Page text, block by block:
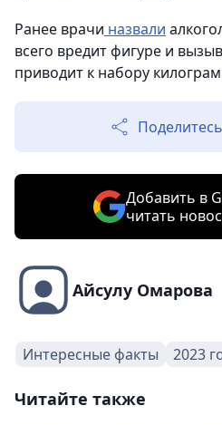
Ранее врачи назвали
всего вредит фигуре и
приводит к набору
Добавить в
читать
Айсулу Омарова
Интересные факты 2023
Читайте также